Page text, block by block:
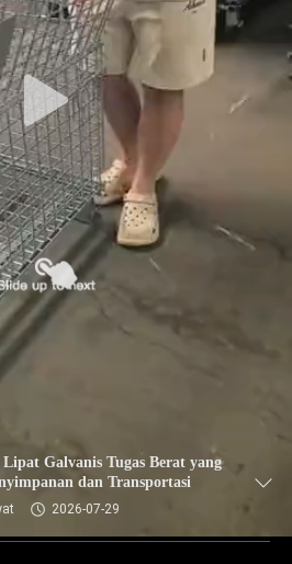
Galvanis Tugas Berat yang
dan Transportasi
2026-07-29